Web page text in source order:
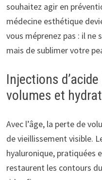
souhaitez agir en
médecine esthétique
vous méprenez pas : il ne
mais de sublimer votre
Injections
volumes et
Avec l’âge, la perte de
de vieillissement visible.
hyaluronique, pratiquées
restaurent les contours